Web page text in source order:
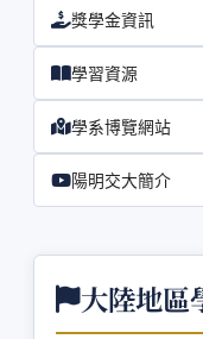
獎學金資訊
學習資源
學系博覽網站
陽明交大簡介
大陸地區